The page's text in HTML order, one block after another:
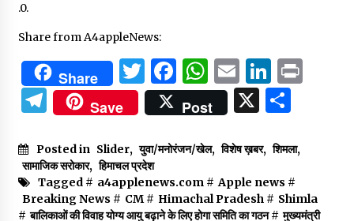
.0.
Share from A4appleNews:
Share Twitter
Facebook
WhatsApp
Email
Telegram
Save Post X
Posted in Slider, युवा/मनोरंजन/खेल, विशेष ख़बर, शिमला,
सामाजिक सरोकार, हिमाचल प्रदेश
Tagged # a4applenews.com# Apple news #
Breaking News # CM# Himachal Pradesh# Shimla
# बालिकाओं की विवाह योग्य आयु बढ़ाने के लिए होगा समिति का गठन# मुख्यमंत्री